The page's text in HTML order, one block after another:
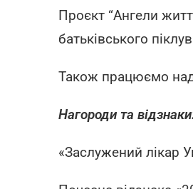
Проєкт “Ангели
батьківського
Також працюємо
Нагороди та
«Заслужений лікар